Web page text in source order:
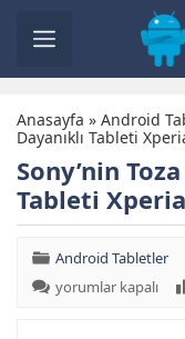
Anasayfa » Android
Dayanıklı Tableti
Sony’nin
Tableti
Android Tabletler
Sony’nin
yorumlar kapalı